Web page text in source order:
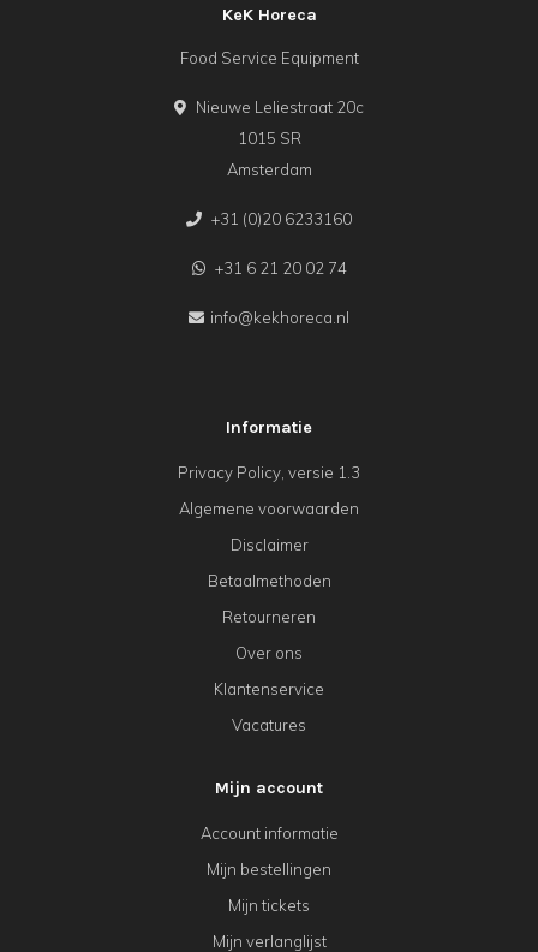
KeK Horeca
Food Service Equipment
Nieuwe Leliestraat 20c
1015 SR
Amsterdam
+31 (0)20 6233160
+31 6 21 20 02 74
info@kekhoreca.nl
Informatie
Privacy Policy, versie 1.3
Algemene voorwaarden
Disclaimer
Betaalmethoden
Retourneren
Over ons
Klantenservice
Vacatures
Mijn account
Account informatie
Mijn bestellingen
Mijn tickets
Mijn verlanglijst